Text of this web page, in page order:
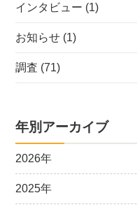
インタビュー (1)
お知らせ (1)
調査 (71)
年別アーカイブ
2026年
2025年